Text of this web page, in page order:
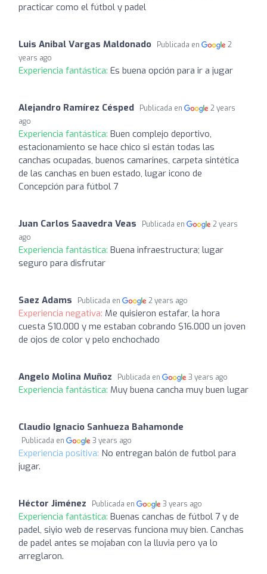
practicar como el fútbol y padel
Luis Anibal Vargas Maldonado Publicada en
2
years ago
Experiencia fantástica: Es buena opción para ir a jugar
Alejandro Ramírez Césped Publicada en
2 years
ago
Experiencia fantástica: Buen complejo deportivo,
estacionamiento se hace chico si están todas las
canchas ocupadas, buenos camarines, carpeta sintética
de las canchas en buen estado, lugar icono de
Concepción para fútbol 7
Juan Carlos Saavedra Veas Publicada en
2 years
ago
Experiencia fantástica: Buena infraestructura; lugar
seguro para disfrutar
Saez Adams Publicada en 2 years ago
Experiencia negativa: Me quisieron estafar, la hora
cuesta $10.000 y me estaban cobrando $16.000 un joven
de ojos de color y pelo enchochado
Angelo Molina Muñoz Publicada en 3 years ago
Experiencia fantástica: Muy buena cancha muy buen lugar
Claudio Ignacio Sanhueza Bahamonde
Publicada en 3 years ago
Experiencia positiva: No entregan balón de futbol para
jugar.
Héctor Jiménez Publicada en 3 years ago
Experiencia fantástica: Buenas canchas de fútbol 7 y de
padel, siyio web de reservas funciona muy bien. Canchas
de padel antes se mojaban con la lluvia pero ya lo
arreglaron.